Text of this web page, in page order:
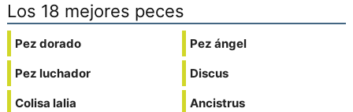
Los 18 mejores peces
Pez dorado
Pez luchador
Colisa lalia
Pez ángel
Discus
Ancistrus